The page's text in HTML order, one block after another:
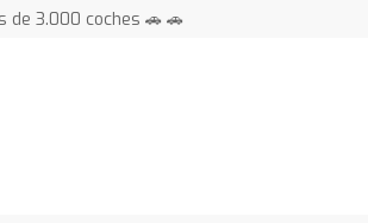
de 3.000 coches 🚗 🚗